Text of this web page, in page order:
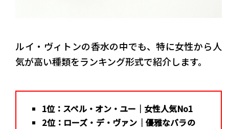
ルイ・ヴィトンの香水の中でも、特に女性から人
気が高い種類をランキング形式で紹介します。
1位：スペル・オン・ユー｜女性人気No1
2位：ローズ・デ・ヴァン｜優雅なバラの